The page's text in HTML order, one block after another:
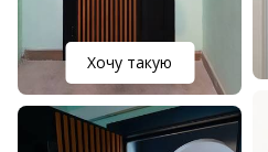
Хочу такую